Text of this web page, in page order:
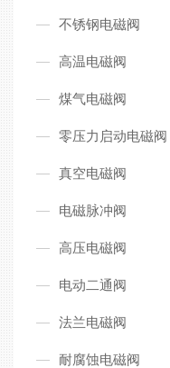
不锈钢电磁阀
高温电磁阀
煤气电磁阀
零压力启动电磁阀
真空电磁阀
电磁脉冲阀
高压电磁阀
电动二通阀
法兰电磁阀
耐腐蚀电磁阀